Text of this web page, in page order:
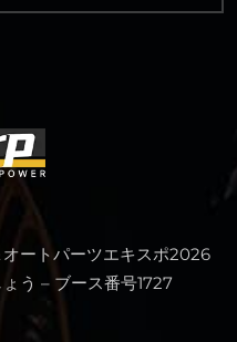
ートパーツエキスポ2026
う – ブース番号1727